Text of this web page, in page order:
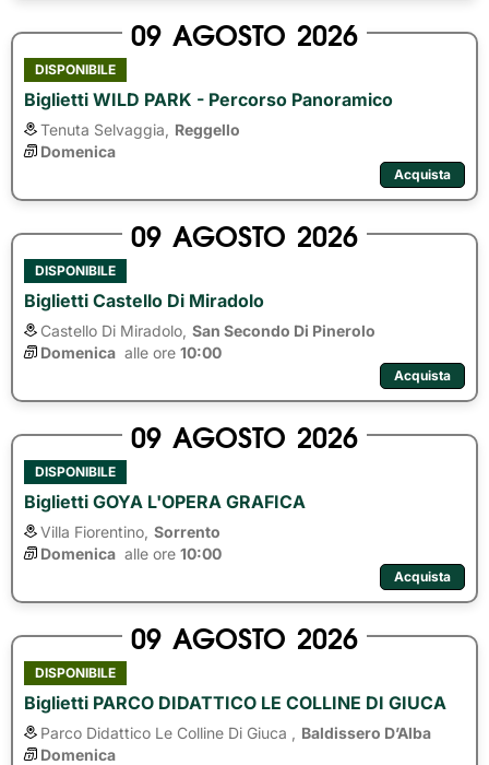
09 AGOSTO 2026
DISPONIBILE
Biglietti WILD PARK - Percorso Panoramico
Tenuta Selvaggia,
Reggello
Domenica
Acquista
09 AGOSTO 2026
DISPONIBILE
Biglietti Castello Di Miradolo
Castello Di Miradolo, San Secondo Di Pinerolo
Domenica alle ore 10:00
Acquista
09 AGOSTO 2026
DISPONIBILE
Biglietti GOYA L'OPERA GRAFICA
Villa Fiorentino, Sorrento
Domenica alle ore 10:00
Acquista
09 AGOSTO 2026
DISPONIBILE
Biglietti PARCO DIDATTICO LE COLLINE DI GIUCA
Parco Didattico Le Colline Di Giuca ,
Baldissero D’Alba
Domenica